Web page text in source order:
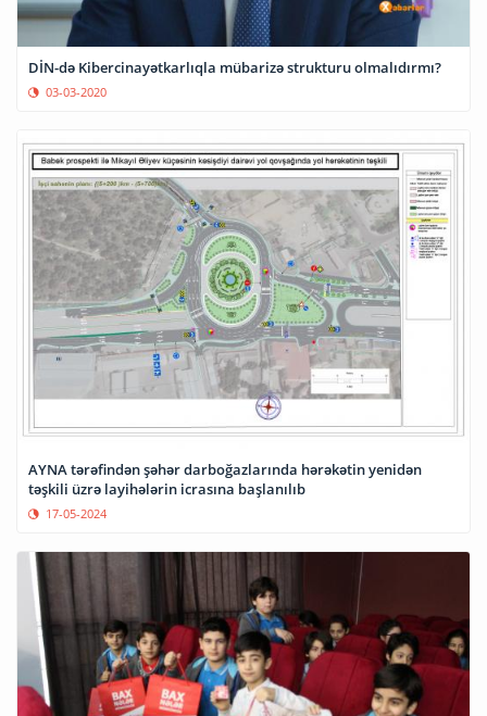
DİN-də Kibercinayətkarlıqla mübarizə strukturu olmalıdırmı?
03-03-2020
AYNA tərəfindən şəhər darboğazlarında hərəkətin yenidən
təşkili üzrə layihələrin icrasına başlanılıb
17-05-2024